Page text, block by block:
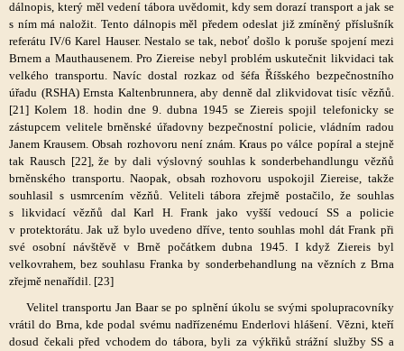
dálnopis, který měl vedení tábora uvědomit, kdy sem dorazí transport a jak se
s ním má naložit. Tento dálnopis měl předem odeslat již zmíněný příslušník
referátu IV/6 Karel Hauser. Nestalo se tak, neboť došlo k poruše spojení mezi
Brnem a Mauthausenem. Pro Ziereise nebyl problém uskutečnit likvidaci tak
velkého transportu. Navíc dostal rozkaz od šéfa Říšského bezpečnostního
úřadu (RSHA) Ernsta Kaltenbrunnera, aby denně dal zlikvidovat tisíc vězňů.
[21] Kolem 18. hodin dne 9. dubna 1945 se Ziereis spojil telefonicky se
zástupcem velitele brněnské úřadovny bezpečnostní policie, vládním radou
Janem Krausem. Obsah rozhovoru není znám. Kraus po válce popíral a stejně
tak Rausch [22], že by dali výslovný souhlas k sonderbehandlungu vězňů
brněnského transportu. Naopak, obsah rozhovoru uspokojil Ziereise, takže
souhlasil s usmrcením vězňů. Veliteli tábora zřejmě postačilo, že souhlas
s likvidací vězňů dal Karl H. Frank jako vyšší vedoucí SS a policie
v protektorátu. Jak už bylo uvedeno dříve, tento souhlas mohl dát Frank při
své osobní návštěvě v Brně počátkem dubna 1945. I když Ziereis byl
velkovrahem, bez souhlasu Franka by sonderbehandlung na vězních z Brna
zřejmě nenařídil. [23]
Velitel transportu Jan Baar se po splnění úkolu se svými spolupracovníky
vrátil do Brna, kde podal svému nadřízenému Enderlovi hlášení. Vězni, kteří
dosud čekali před vchodem do tábora, byli za výkřiků strážní služby SS a